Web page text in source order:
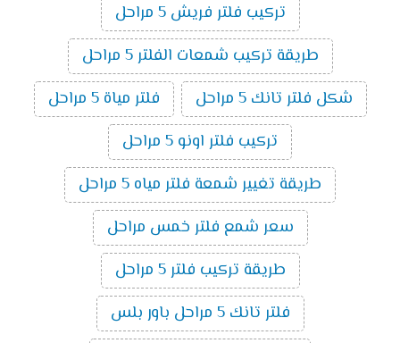
تركيب فلتر فريش 5 مراحل
طريقة تركيب شمعات الفلتر 5 مراحل
شكل فلتر تانك 5 مراحل
فلتر مياة 5 مراحل
تركيب فلتر اونو 5 مراحل
طريقة تغيير شمعة فلتر مياه 5 مراحل
سعر شمع فلتر خمس مراحل
طريقة تركيب فلتر 5 مراحل
فلتر تانك 5 مراحل باور بلس